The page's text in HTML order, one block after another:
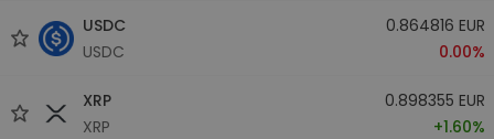
USDC
USDC
0.864816 EUR
0.00%
XRP
XRP
0.898355 EUR
+1.60%